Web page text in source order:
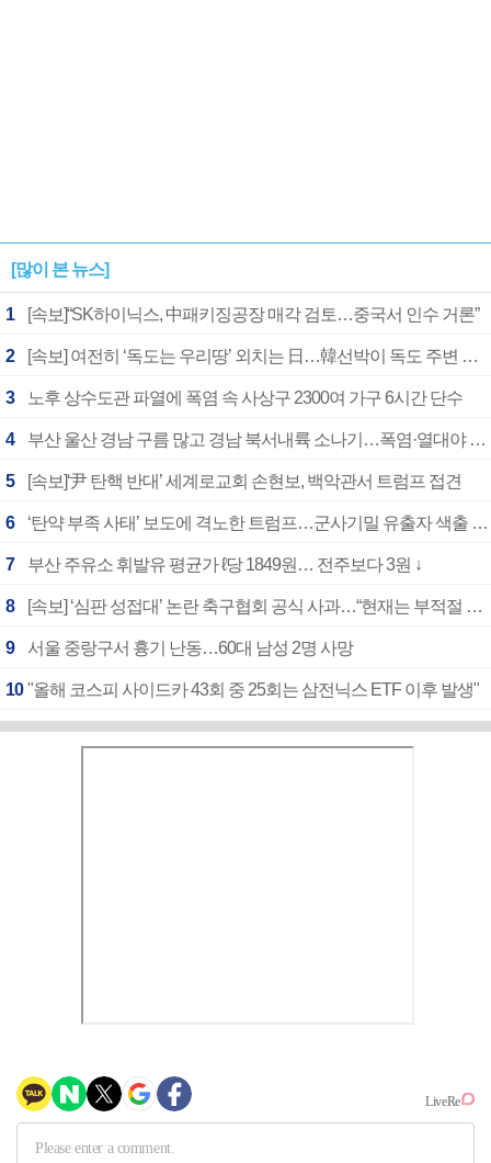
[많이 본 뉴스]
1 [속보]“SK하이닉스, 中패키징공장 매각 검토…중국서 인수 거론”
2 [속보] 여전히 ‘독도는 우리땅’ 외치는 日…韓선박이 독도 주변 해양조사 활동하자 반발
3 노후 상수도관 파열에 폭염 속 사상구 2300여 가구 6시간 단수
4 부산 울산 경남 구름 많고 경남 북서내륙 소나기…폭염·열대야 계속
5 [속보]‘尹 탄핵 반대’ 세계로교회 손현보, 백악관서 트럼프 접견
6 ‘탄약 부족 사태’ 보도에 격노한 트럼프…군사기밀 유출자 색출 지시
7 부산 주유소 휘발유 평균가 ℓ당 1849원… 전주보다 3원 ↓
8 [속보] ‘심판 성접대’ 논란 축구협회 공식 사과…“현재는 부적절 행위 없어”
9 서울 중랑구서 흉기 난동…60대 남성 2명 사망
10 "올해 코스피 사이드카 43회 중 25회는 삼전닉스 ETF 이후 발생"